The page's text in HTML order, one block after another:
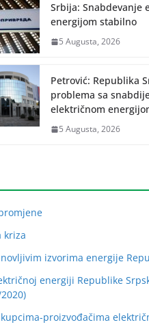
Srbija: Snabdevanje
energijom stabilno
5 Augusta, 2026
Petrović: Republika
problema sa
električnom
5 Augusta, 2026
kriza
izvorima energije
energiji Republike
proizvođačima